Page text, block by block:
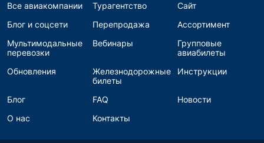
Все авиакомпании
Турагентство
Сайт
Блог и соцсети
Перепродажа
Ассортимент
Мультимодальные
перевозки
Вебинары
Групповые
авиабилеты
Обновления
Железнодорожные
билеты
Инструкции
Блог FAQ
Новости
О нас
Контакты